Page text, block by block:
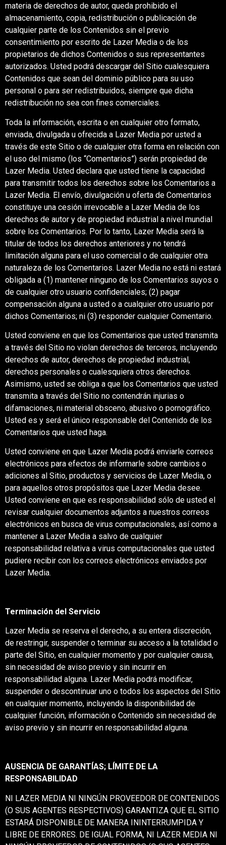
materia de derechos de autor, queda prohibido el
almacenamiento, copia, redistribución o publicación de
cualquier parte de los Contenidos sin el previo
consentimiento por escrito de Lazer Media o de los
propietarios de dichos Contenidos o sus representantes
autorizados. Usted podrá descargar del Sitio cualesquiera
Contenidos que sean del dominio público para su uso
personal o para ser redistribuidos, siempre que dicha
redistribución no sea con fines comerciales.
Toda la información, escrita o en cualquier otro formato,
enviada, divulgada u ofrecida a Lazer Media por usted a
través de este Sitio o de cualquier otra forma en relación con
el uso del mismo (los “Comentarios”) serán propiedad de
Lazer Media. Usted declara que usted tiene la capacidad
para transmitir todos los derechos sobre los Comentarios a
Lazer Media. El envío, divulgación u oferta de Comentarios
constituye una cesión irrevocable a Lazer Media de los
derechos de autor y de propiedad industrial a nivel mundial
sobre los Comentarios. Por lo tanto, Lazer Media será la
titular de todos los derechos anteriores y no tendrá
limitación alguna para el uso comercial o de cualquier otra
naturaleza de los Comentarios. Lazer Media no está ni estará
obligada a (1) mantener ninguno de los Comentarios suyos o
de cualquier otro usuario confidenciales; (2) pagar
compensación alguna a usted o a cualquier otro usuario por
dichos Comentarios; ni (3) responder cualquier Comentario.
Usted conviene en que los Comentarios que usted transmita
a través del Sitio no violan derechos de terceros, incluyendo
derechos de autor, derechos de propiedad industrial,
derechos personales o cualesquiera otros derechos.
Asimismo, usted se obliga a que los Comentarios que usted
transmita a través del Sitio no contendrán injurias o
difamaciones, ni material obsceno, abusivo o pornográfico.
Usted es y será el único responsable del Contenido de los
Comentarios que usted haga.
Usted conviene en que Lazer Media podrá enviarle correos
electrónicos para efectos de informarle sobre cambios o
adiciones al Sitio, productos y servicios de Lazer Media, o
para aquellos otros propósitos que Lazer Media desee.
Usted conviene en que es responsabilidad sólo de usted el
revisar cualquier documentos adjuntos a nuestros correos
electrónicos en busca de virus computacionales, así como a
mantener a Lazer Media a salvo de cualquier
responsabilidad relativa a virus computacionales que usted
pudiere recibir con los correos electrónicos enviados por
Lazer Media.
Terminación del Servicio
Lazer Media se reserva el derecho, a su entera discreción,
de restringir, suspender o terminar su acceso a la totalidad o
parte del Sitio, en cualquier momento y por cualquier causa,
sin necesidad de aviso previo y sin incurrir en
responsabilidad alguna. Lazer Media podrá modificar,
suspender o descontinuar uno o todos los aspectos del Sitio
en cualquier momento, incluyendo la disponibilidad de
cualquier función, información o Contenido sin necesidad de
aviso previo y sin incurrir en responsabilidad alguna.
AUSENCIA DE GARANTÍAS; LÍMITE DE LA
RESPONSABILIDAD
NI LAZER MEDIA NI NINGÚN PROVEEDOR DE CONTENIDOS
(O SUS AGENTES RESPECTIVOS) GARANTIZA QUE EL SITIO
ESTARÁ DISPONIBLE DE MANERA ININTERRUMPIDA Y
LIBRE DE ERRORES. DE IGUAL FORMA, NI LAZER MEDIA NI